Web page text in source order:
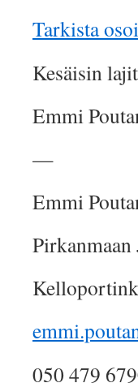
Tarkista
Kesäisin
Emmi
—
Emmi
050 479